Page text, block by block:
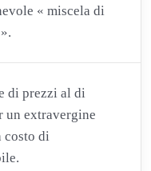
« miscela di
di prezzi al di
un extravergine
costo di